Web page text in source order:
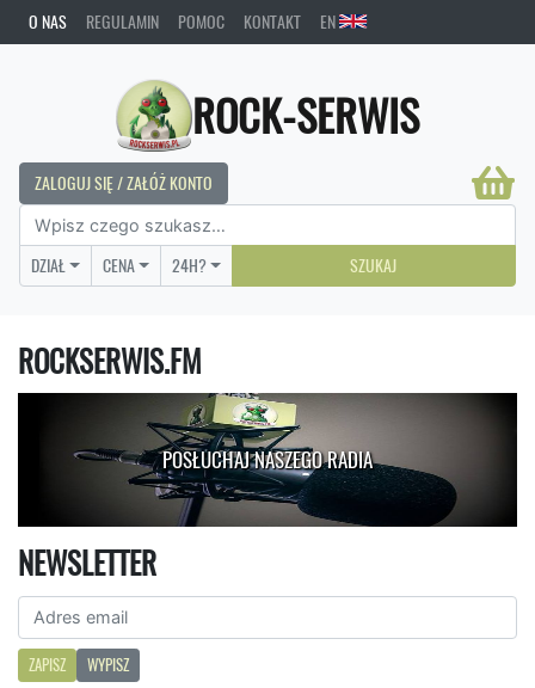
O NAS REGULAMIN POMOC KONTAKT EN
ROCK-SERWIS
ZALOGUJ SIĘ / ZAŁÓŻ KONTO
DZIAŁ CENA 24H? SZUKAJ
ROCKSERWIS.FM
POSŁUCHAJ NASZEGO RADIA
NEWSLETTER
ZAPISZ WYPISZ